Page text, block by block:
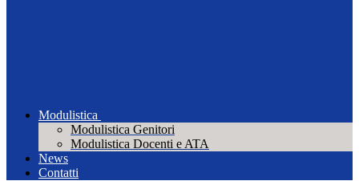
Modulistica
Modulistica Genitori
Modulistica Docenti e ATA
News
Contatti